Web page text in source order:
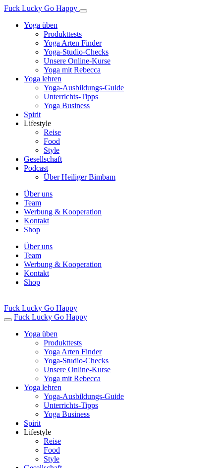
Fuck Lucky Go Happy
Yoga üben
Produkttests
Yoga Arten Finder
Yoga-Studio-Checks
Unsere Online-Kurse
Yoga mit Rebecca
Yoga lehren
Yoga-Ausbildungs-Guide
Unterrichts-Tipps
Yoga Business
Spirit
Lifestyle
Reise
Food
Style
Gesellschaft
Podcast
Über Heiliger Bimbam
Über uns
Team
Werbung & Kooperation
Kontakt
Shop
Über uns
Team
Werbung & Kooperation
Kontakt
Shop
Fuck Lucky Go Happy
Fuck Lucky Go Happy
Yoga üben
Produkttests
Yoga Arten Finder
Yoga-Studio-Checks
Unsere Online-Kurse
Yoga mit Rebecca
Yoga lehren
Yoga-Ausbildungs-Guide
Unterrichts-Tipps
Yoga Business
Spirit
Lifestyle
Reise
Food
Style